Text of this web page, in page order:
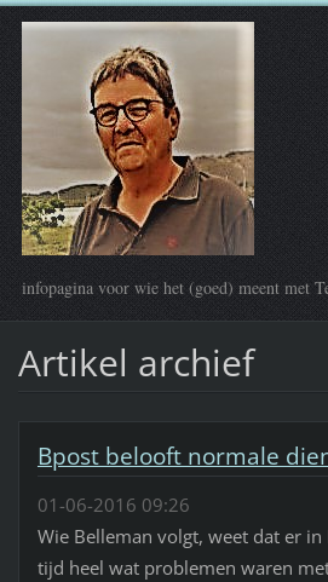
infopagina voor wie het (goed) meent met
Artikel archief
Bpost belooft normale
01-06-2016 09:26
Wie Belleman volgt, weet dat er
tijd heel wat problemen waren